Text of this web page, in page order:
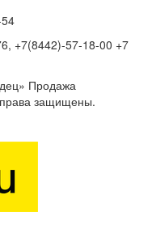
+7(8442)-57-18-00 +7
Продажа
права защищены.